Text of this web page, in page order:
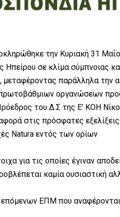
την Κυριακή 31
Ηπείρου σε κλίμα σύμπνοιας
μεταφέροντας παράλληλα την
οργανώσεων
του Δ.Σ της Ε’ ΚΟΗ
στις πρόσφατες
Natura εντός των ορίων
για τις οποίες έγιναν
καμία ουσιαστική
ΕΠΜ που